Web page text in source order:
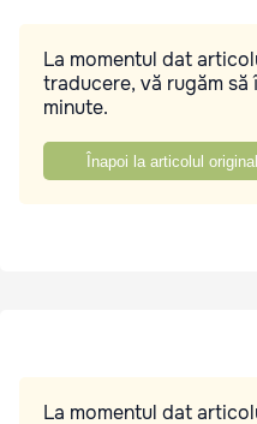
La momentul dat
traducere, vă rugăm
minute.
Înapoi la articolul original
La momentul dat